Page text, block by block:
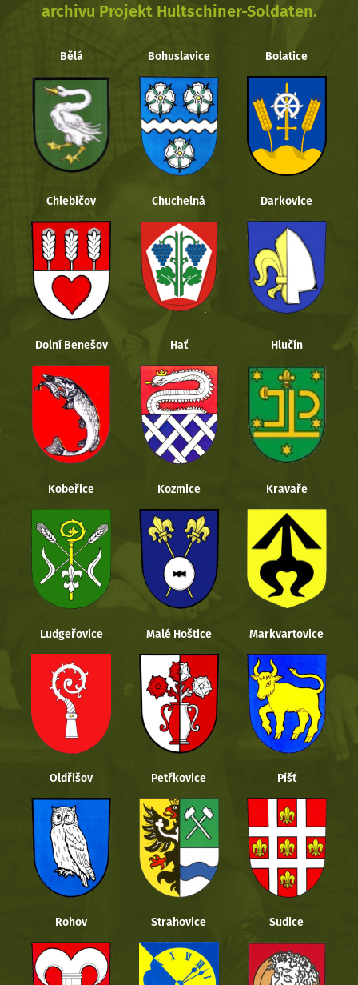
archivu Projekt Hultschiner-Soldaten.
Bělá Bohuslavice Bolatice
Chlebičov Chuchelná Darkovice
Dolní Benešov Hať Hlučín
Kobeřice Kozmice Kravaře
Ludgeřovice Malé Hoštice Markvartovice
Oldřišov Petřkovice Píšť
Rohov Strahovice Sudice